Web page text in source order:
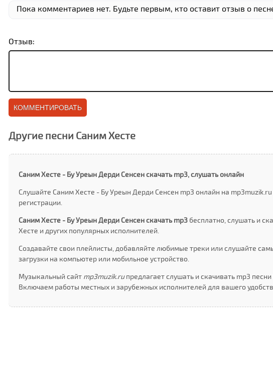
Пока комментариев нет. Будьте первым, кто оставит отзыв о
Отзыв:
Другие песни Cаним Xесте
Cаним Xесте - Бу Уреын Дерди Сенсен скачать mp3, слушать онлайн
Слушайте Cаним Xесте - Бу Уреын Дерди Сенсен mp3 онлайн на
регистрации.
Cаним Xесте - Бу Уреын Дерди Сенсен скачать mp3бесплатно, слушать и
Xесте и других популярных исполнителей.
Создавайте свои плейлисты, добавляйте любимые треки или слушайте
загрузки на компьютер или мобильное устройство.
Музыкальный сайт mp3muzik.ruпредлагает слушать и скачивать mp3
Включаем работы местных и зарубежных исполнителей для вашего